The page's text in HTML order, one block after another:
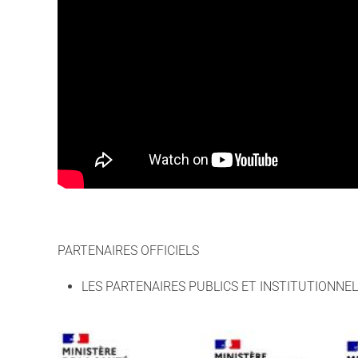
PARTENAIRES OFFICIELS
LES PARTENAIRES PUBLICS ET